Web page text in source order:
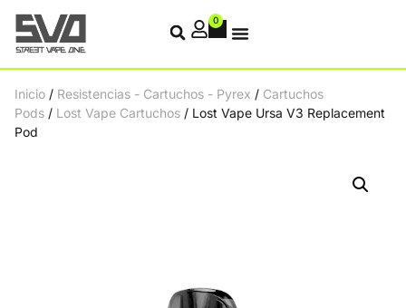
0
Inicio / Resistencias - Cartuchos - Pyrex / Cartuchos
Pods / Lost Vape Cartuchos / Lost Vape Ursa V3 Replacement
Pod